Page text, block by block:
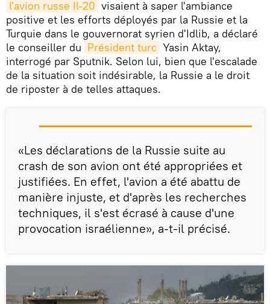
l'avion russe Il-20 visaient à saper l'ambiance
positive et les efforts déployés par la Russie et la
Turquie dans le gouvernorat syrien d'Idlib, a déclaré
le conseiller du Président turc Yasin Aktay,
interrogé par Sputnik. Selon lui, bien que l'escalade
de la situation soit indésirable, la Russie a le droit
de riposter à de telles attaques.
«Les déclarations de la Russie suite au
crash de son avion ont été appropriées et
justifiées. En effet, l'avion a été abattu de
manière injuste, et d'après les recherches
techniques, il s'est écrasé à cause d'une
provocation israélienne», a-t-il précisé.